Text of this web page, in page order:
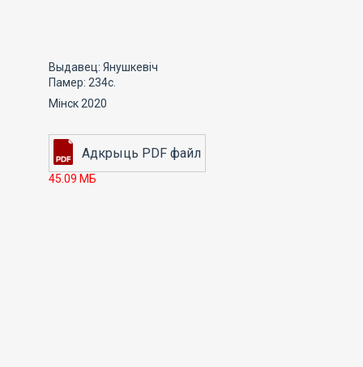
Выдавец: Янушкевіч
Памер: 234с.
Мінск 2020
45.09 МБ